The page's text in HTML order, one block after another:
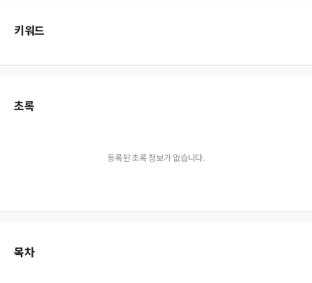
키워드
초록
등록된 초록 정보가 없습니다.
목차